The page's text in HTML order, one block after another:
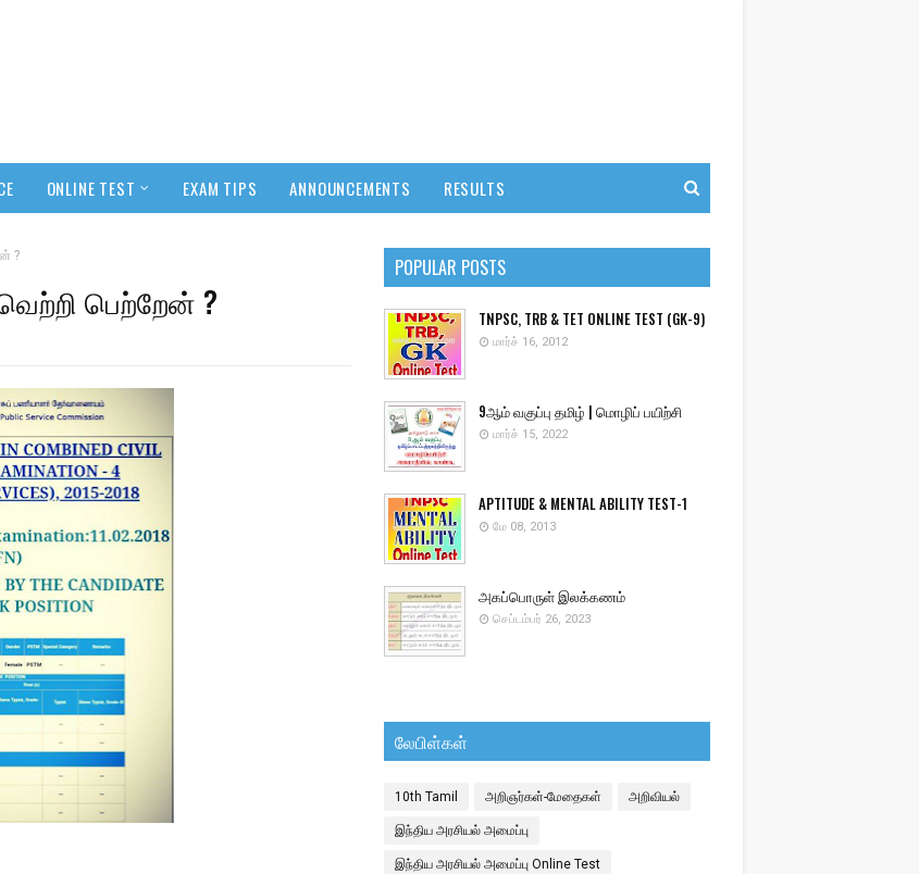
ONLINE TEST EXAM TIPS ANNOUNCEMENTS RESULTS
?
வெற்றி பெற்றேன் ?
POPULAR POSTS
TNPSC, TRB & TET ONLINE TEST (GK-9)
மார்ச் 16, 2012
9ஆம் வகுப்பு தமிழ் | மொழிப் பயிற்சி
மார்ச் 15, 2022
APTITUDE & MENTAL ABILITY TEST-1
மே 08, 2013
அகப்பொருள் இலக்கணம்
செப்டம்பர் 26, 2023
லேபிள்கள்
10th Tamil அறிஞர்கள்-மேதைகள் அறிவியல்
இந்திய அரசியல் அமைப்பு
இந்திய அரசியல் அமைப்பு Online Test